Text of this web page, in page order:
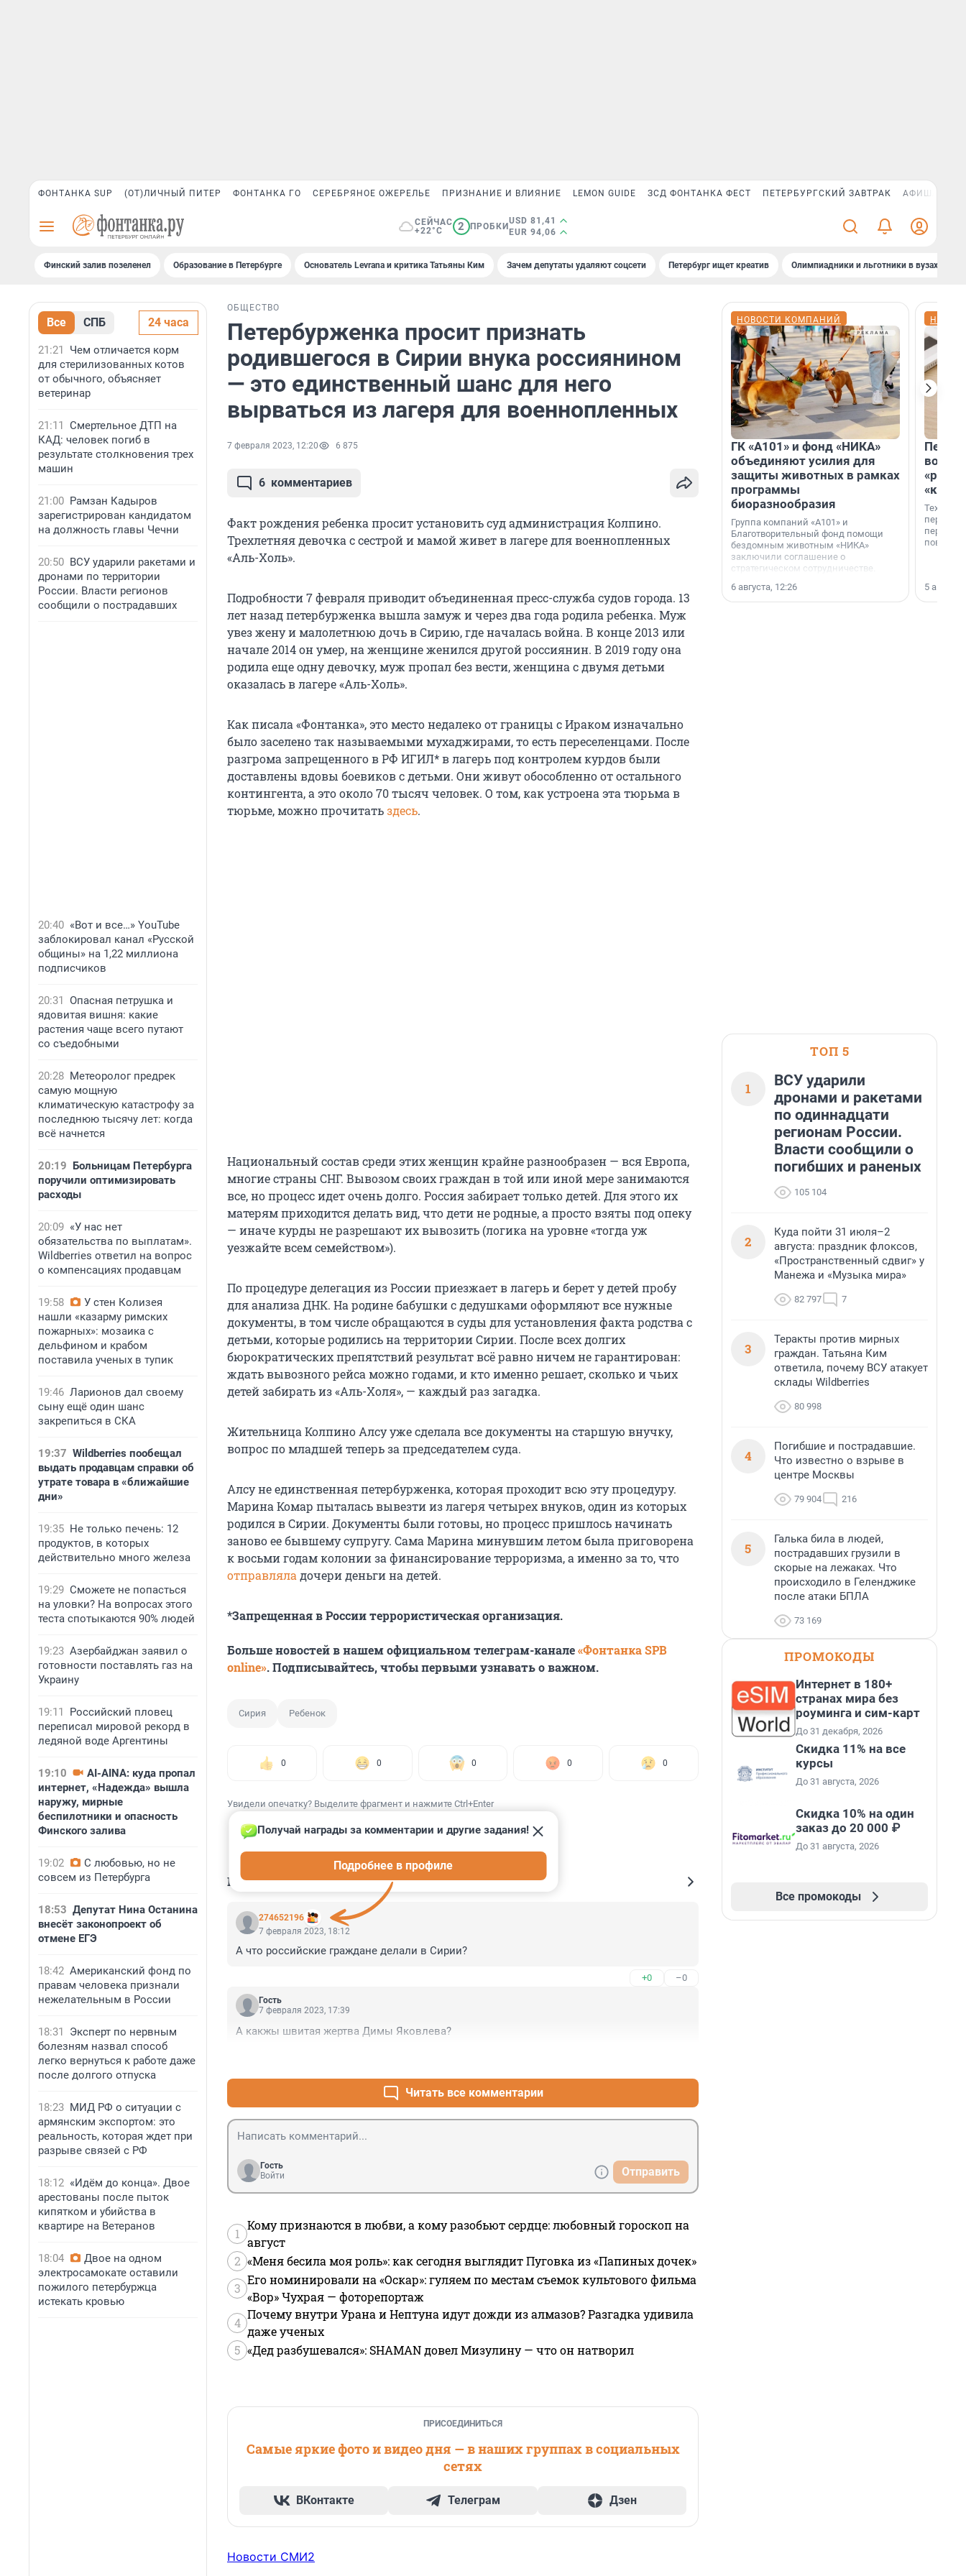
ФОНТАНКА SUP (ОТ)ЛИЧНЫЙ ПИТЕР ФОНТАНКА ГО СЕРЕБРЯНОЕ ОЖЕРЕЛЬЕ ПРИЗНАНИЕ И ВЛИЯНИЕ LEMON GUIDE ЗСД ФОНТАНКА ФЕСТ ПЕТЕРБУРГСКИЙ ЗАВТРАК АФИША PLUS
СЕЙЧАС
+22°C
2 ПРОБКИ
USD 81,41
EUR 94,06
Финский залив позеленел Образование в Петербурге Основатель Levrana и критика Татьяны Ким Зачем депутаты удаляют соцсети Петербург ищет креатив Олимпиадники и льготники в вузах СПб
Все СПБ 24 часа
21:21
Чем отличается корм
для стерилизованных котов
от обычного, объясняет
ветеринар
21:11 Смертельное ДТП на
КАД: человек погиб в
результате столкновения трех
машин
21:00 Рамзан Кадыров
зарегистрирован кандидатом
на должность главы Чечни
20:50 ВСУ ударили ракетами и
дронами по территории
России. Власти регионов
сообщили о пострадавших
20:40 «Вот и все…» YouTube
заблокировал канал «Русской
общины» на 1,22 миллиона
подписчиков
20:31 Опасная петрушка и
ядовитая вишня: какие
растения чаще всего путают
со съедобными
20:28 Метеоролог предрек
самую мощную
климатическую катастрофу за
последнюю тысячу лет: когда
всё начнется
20:19 Больницам Петербурга
поручили оптимизировать
расходы
20:09 «У нас нет
обязательства по выплатам».
Wildberries ответил на вопрос
о компенсациях продавцам
19:58
У стен Колизея
нашли «казарму римских
пожарных»: мозаика с
дельфином и крабом
поставила ученых в тупик
19:46 Ларионов дал своему
сыну ещё один шанс
закрепиться в СКА
19:37 Wildberries пообещал
выдать продавцам справки об
утрате товара в «ближайшие
дни»
19:35 Не только печень: 12
продуктов, в которых
действительно много железа
19:29 Сможете не попасться
на уловки? На вопросах этого
теста спотыкаются 90% людей
19:23 Азербайджан заявил о
готовности поставлять газ на
Украину
19:11
Российский пловец
переписал мировой рекорд в
ледяной воде Аргентины
19:10
AI-AINA: куда пропал
интернет, «Надежда» вышла
наружу, мирные
беспилотники и опасность
Финского залива
19:02
С любовью, но не
совсем из Петербурга
18:53 Депутат Нина Останина
внесёт законопроект об
отмене ЕГЭ
18:42 Американский фонд по
правам человека признали
нежелательным в России
18:31
Эксперт по нервным
болезням назвал способ
легко вернуться к работе даже
после долгого отпуска
18:23 МИД РФ о ситуации с
армянским экспортом: это
реальность, которая ждет при
разрыве связей с РФ
18:12 «Идём до конца». Двое
арестованы после пыток
кипятком и убийства в
квартире на Ветеранов
18:04
Двое на одном
электросамокате оставили
пожилого петербуржца
истекать кровью
ОБЩЕСТВО
Петербурженка просит признать
родившегося в Сирии внука россиянином
— это единственный шанс для него
вырваться из лагеря для военнопленных
7 февраля 2023, 12:20 6 875
6 комментариев
Факт рождения ребенка просит установить суд администрация Колпино.
Трехлетняя девочка с сестрой и мамой живет в лагере для военнопленных
«Аль-Холь».
Подробности 7 февраля приводит объединенная пресс-служба судов города. 13
лет назад петербурженка вышла замуж и через два года родила ребенка. Муж
увез жену и малолетнюю дочь в Сирию, где началась война. В конце 2013 или
начале 2014 он умер, на женщине женился другой россиянин. В 2019 году она
родила еще одну девочку, муж пропал без вести, женщина с двумя детьми
оказалась в лагере «Аль-Холь».
Как писала «Фонтанка», это место недалеко от границы с Ираком изначально
было заселено так называемыми мухаджирами, то есть переселенцами. После
разгрома запрещенного в РФ ИГИЛ* в лагерь под контролем курдов были
доставлены вдовы боевиков с детьми. Они живут обособленно от остального
контингента, а это около 70 тысяч человек. О том, как устроена эта тюрьма в
тюрьме, можно прочитатьздесь.
Национальный состав среди этих женщин крайне разнообразен — вся Европа,
многие страны СНГ. Вывозом своих граждан в той или иной мере занимаются
все, но процесс идет очень долго. Россия забирает только детей. Для этого их
матерям приходится делать вид, что дети не родные, а просто взяты под опеку
— иначе курды не разрешают их вывозить (логика на уровне «тогда уж
уезжайте всем семейством»).
По процедуре делегация из России приезжает в лагерь и берет у детей пробу
для анализа ДНК. На родине бабушки с дедушками оформляют все нужные
документы, в том числе обращаются в суды для установления факта родства с
детьми, которые родились на территории Сирии. После всех долгих
бюрократических препятствий результат всё равно ничем не гарантирован:
ждать вывозного рейса можно годами, и кто именно решает, сколько и чьих
детей забирать из «Аль-Холя», — каждый раз загадка.
Жительница Колпино Алсу уже сделала все документы на старшую внучку,
вопрос по младшей теперь за председателем суда.
Алсу не единственная петербурженка, которая проходит всю эту процедуру.
Марина Комар пыталась вывезти из лагеря четырех внуков, один из которых
родился в Сирии. Документы были готовы, но процесс пришлось начинать
заново ее бывшему супругу. Сама Марина минувшим летом была приговорена
к восьми годам колонии за финансирование терроризма, а именно за то, что
отправляла дочери деньги на детей.
*Запрещенная в России террористическая организация.
Больше новостей в нашем официальном телеграм-канале«Фонтанка SPB
online». Подписывайтесь, чтобы первыми узнавать о важном.
Сирия Ребенок
0 0 0 0 0
Увидели опечатку? Выделите фрагмент и нажмите Ctrl+Enter
КОММЕНТАРИИ 6
274652196
Получай награды за комментарии и другие задания!
Подробнее в профиле
7 февраля 2023, 18:12
А что российские граждане делали в Сирии?
+0 –0
Гость
7 февраля 2023, 17:39
А какжы швитая жертва Димы Яковлева?
Читать все комментарии
Гость
Войти
Отправить
1
Кому признаются в любви, а кому разобьют сердце: любовный гороскоп на
август
2 «Меня бесила моя роль»: как сегодня выглядит Пуговка из «Папиных дочек»
3
Его номинировали на «Оскар»: гуляем по местам съемок культового фильма
«Вор» Чухрая — фоторепортаж
4
Почему внутри Урана и Нептуна идут дожди из алмазов? Разгадка удивила
даже ученых
5 «Дед разбушевался»: SHAMAN довел Мизулину — что он натворил
ПРИСОЕДИНИТЬСЯ
Самые яркие фото и видео дня — в наших группах в социальных
сетях
ВКонтакте Телеграм Дзен
Новости СМИ2
НОВОСТИ КОМПАНИЙ
ГК «А101» и фонд «НИКА»
объединяют усилия для
защиты животных в рамках
программы
биоразнообразия
Группа компаний «А101» и
Благотворительный фонд помощи
бездомным животным «НИКА»
заключили соглашение о
стратегическом сотрудничестве.
6 августа, 12:26
5
ТОП 5
1
ВСУ ударили
дронами и ракетами
по одиннадцати
регионам России.
Власти сообщили о
погибших и раненых
105 104
2
Куда пойти 31 июля–2
августа: праздник флоксов,
«Пространственный сдвиг» у
Манежа и «Музыка мира»
82 797 7
3
Теракты против мирных
граждан. Татьяна Ким
ответила, почему ВСУ атакует
склады Wildberries
80 998
4
Погибшие и пострадавшие.
Что известно о взрыве в
центре Москвы
79 904 216
5
Галька била в людей,
пострадавших грузили в
скорые на лежаках. Что
происходило в Геленджике
после атаки БПЛА
73 169
ПРОМОКОДЫ
Интернет в 180+
странах мира без
роуминга и сим-карт
До 31 декабря, 2026
Скидка 11% на все
курсы
До 31 августа, 2026
Скидка 10% на один
заказ до 20 000 ₽
До 31 августа, 2026
Все промокоды